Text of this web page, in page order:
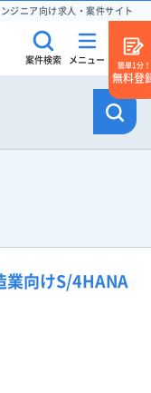
ジニア向け求人・案件サイト
案件検索 メニュー
簡単1分！
無料登
業向けS/4HANA